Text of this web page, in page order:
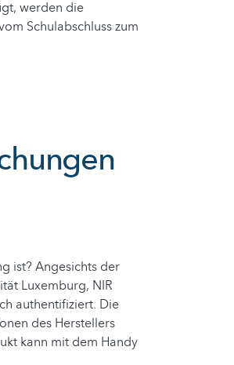
werden die
Schulabschluss zum
ist? Angesichts der
Luxemburg, NIR
authentifiziert. Die
des Herstellers
kann mit dem Handy